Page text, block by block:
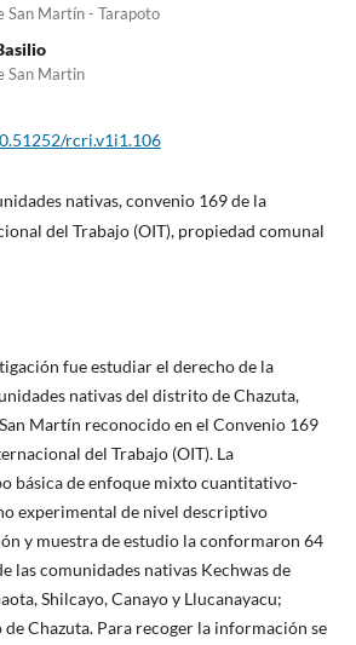
San Martín - Tarapoto
San Martin
rcri.v1i1.106
nativas, convenio 169 de la
del Trabajo (OIT), propiedad comunal
fue estudiar el derecho de la
nativas del distrito de Chazuta,
Martín reconocido en el Convenio 169
del Trabajo (OIT). La
básica de enfoque mixto cuantitativo-
experimental de nivel descriptivo
y muestra de estudio la conformaron 64
las comunidades nativas Kechwas de
Shilcayo, Canayo y Llucanayacu;
Chazuta. Para recoger la información se